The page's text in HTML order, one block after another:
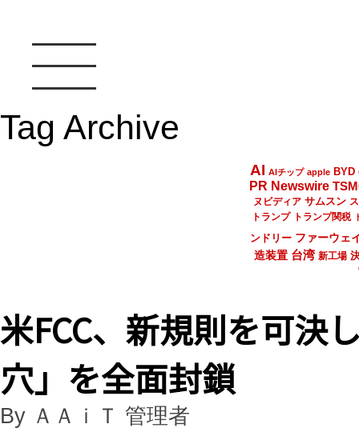
Tag Archive
AI AIチップ apple BYD
PR Newswire
ヌビディア サムスン
トランプ
トランプ関税
ンドリー ファーウェ
造装置 台湾 新工場
米FCC、新規則を可決
穴」を全面封鎖
By ＡＡｉＴ 管理者